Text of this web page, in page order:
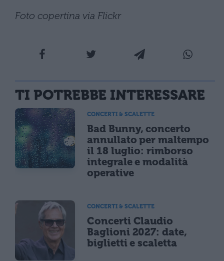
Foto copertina via Flickr
TI POTREBBE INTERESSARE
CONCERTI & SCALETTE
Bad Bunny, concerto
annullato per maltempo
il 18 luglio: rimborso
integrale e modalità
operative
CONCERTI & SCALETTE
Concerti Claudio
Baglioni 2027: date,
biglietti e scaletta